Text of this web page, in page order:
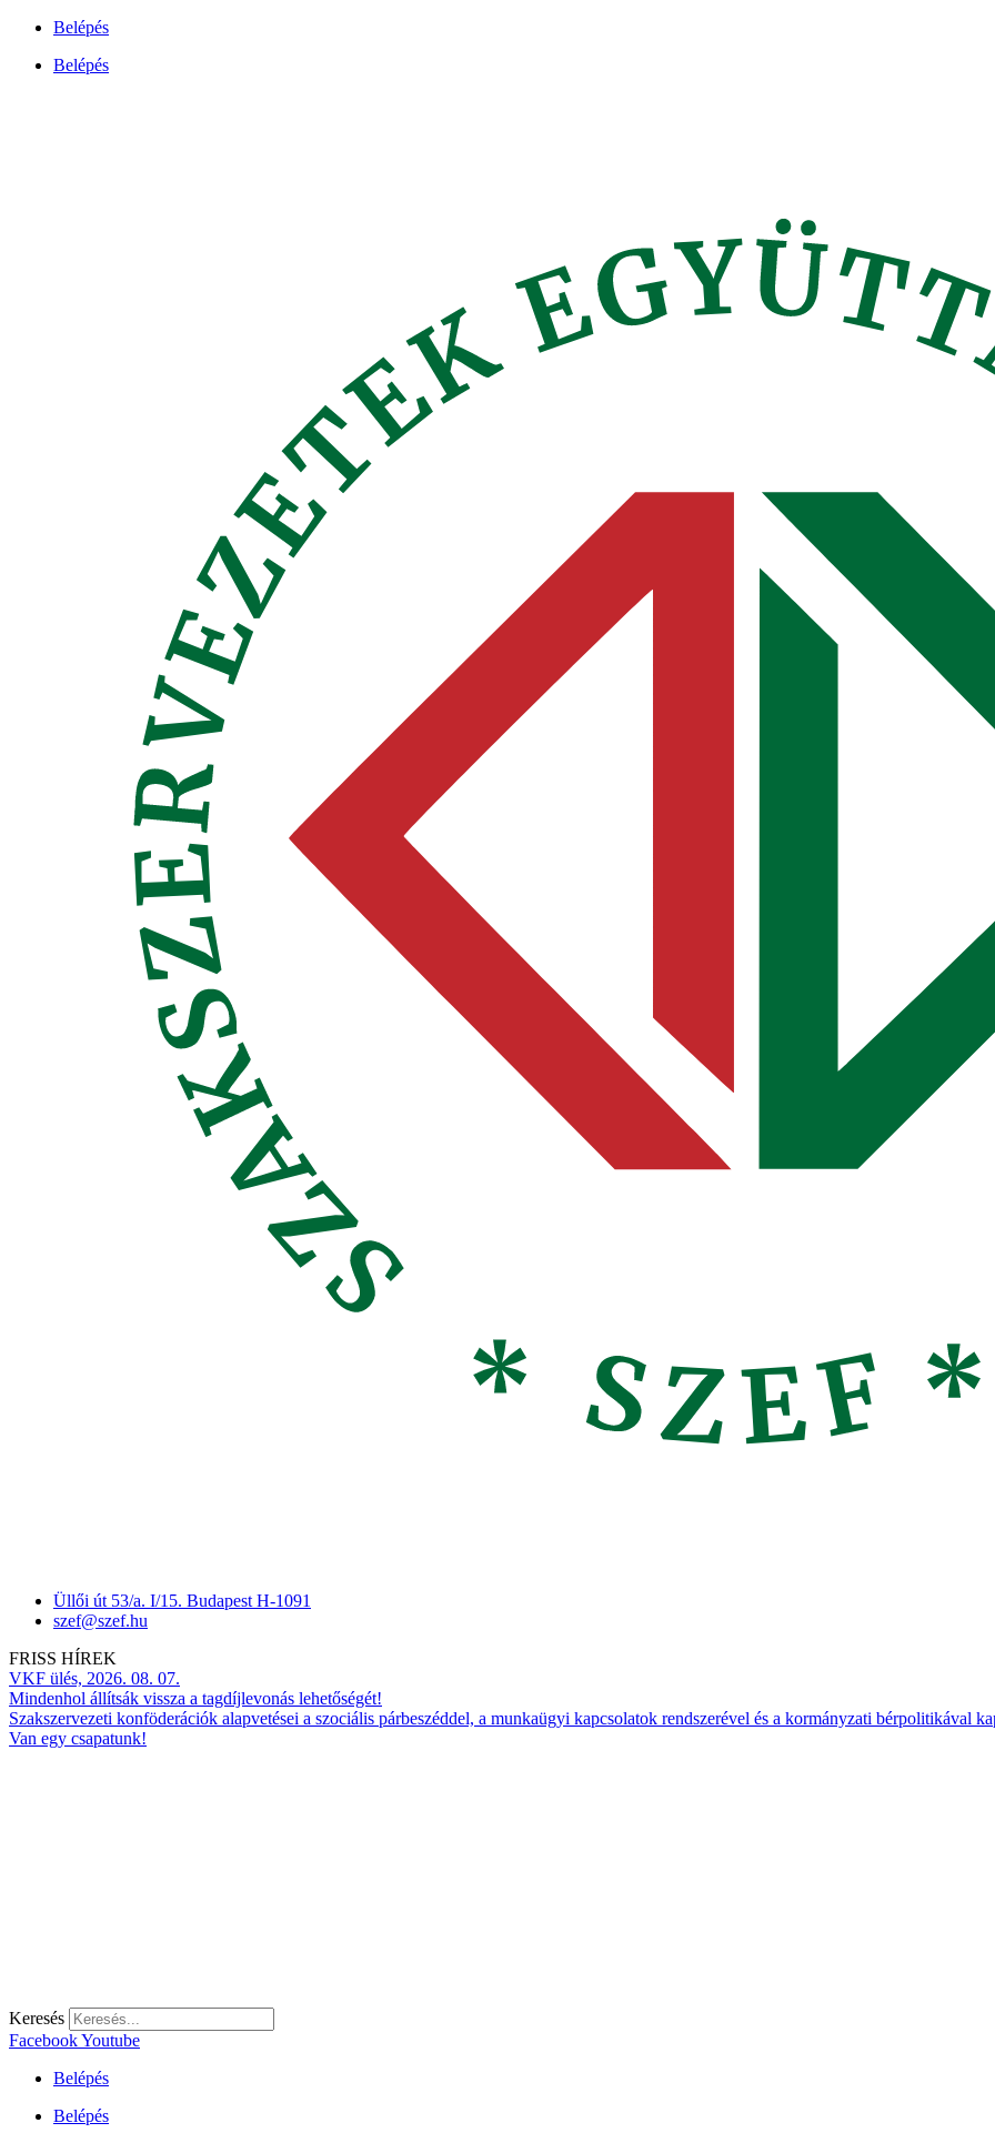
Ugrás
tartalomhoz
Belépés
Belépés
Üllői út 53/a. I/15. Budapest H-1091
szef@szef.hu
FRISS HÍREK
VKF ülés, 2026. 08. 07.
Mindenhol állítsák vissza a tagdíjlevonás lehetőségét!
Szakszervezeti konföderációk alapvetései a szociális párbeszéddel, a munkaügyi kapcsolatok rendszerével és a kormányzati bérpolitikával
Van egy csapatunk!
Keresés
FacebookYoutube
Belépés
Belépés